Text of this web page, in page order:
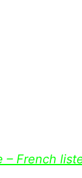
– French